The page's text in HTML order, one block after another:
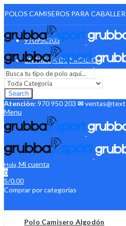
POLOS CAMISEROS PARA
970950203
ENTREGA DOMICILIO
Search
Atención: 970 950 203 ✉
Menu
Hola, Mi cuenta
0
S/0.00
Comprar por categorías
Polo Camisero Algodón